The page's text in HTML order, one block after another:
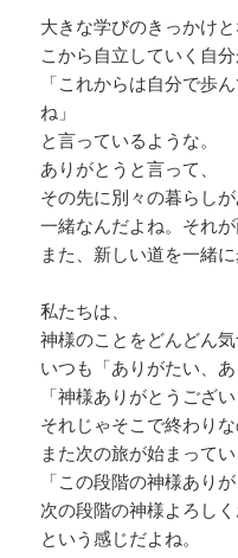
大きな学びのきっかけ
こから自立していく自
「これからは自分で歩
ね」
と言っているような。
ありがとうと言って、
その先に別々の暮らしが
一緒なんだよね。それが
また、新しい道を一緒に
私たちは、
神様のことをどんどん気
いつも「ありがたい、あ
「神様ありがとうござ
それじゃそこで終わりな
また次の旅が始まってい
「この段階の神様ありが
次の段階の神様よろしく
という感じだよね。